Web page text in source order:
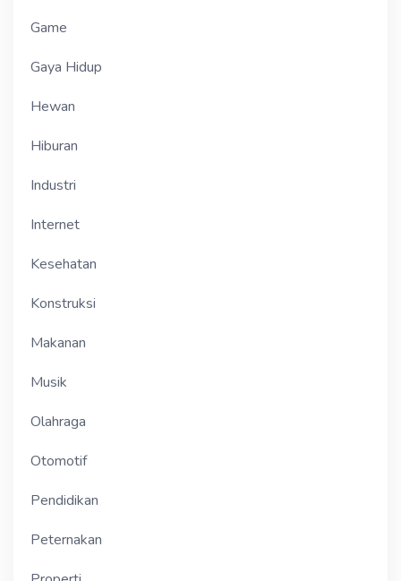
Game
Gaya Hidup
Hewan
Hiburan
Industri
Internet
Kesehatan
Konstruksi
Makanan
Musik
Olahraga
Otomotif
Pendidikan
Peternakan